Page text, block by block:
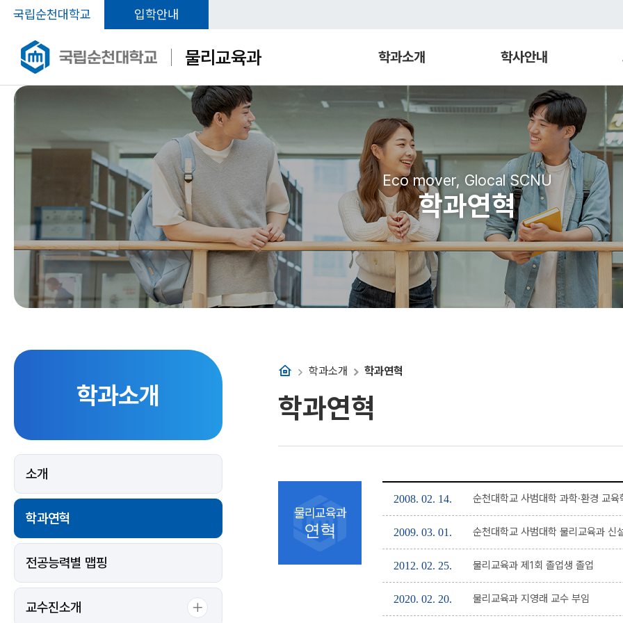
국립순천대학교 입학안내
물리교육과 학과소개 학사안내
Eco mover, Glocal SCNU
학과연혁
홈 학과소개 학과연혁
학과소개
소개
학과연혁
전공능력별 맵핑
교수진소개
학과연혁
물리교육과
연혁
2008. 02. 14. 순천대학교 사범대학 과학·환경 교육
2009. 03. 01. 순천대학교 사범대학 물리교육과 신
2012. 02. 25. 물리교육과 제1회 졸업생 졸업
2020. 02. 20. 물리교육과 지영래 교수 부임